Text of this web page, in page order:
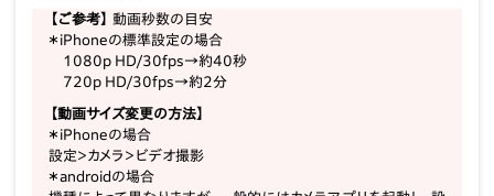
【ご参考】
動画秒数の目安
＊iPhoneの標準設定の場合
1080p HD/30fps→約40秒
720p HD/30fps→約2分
【動画サイズ変更の方法】
＊iPhoneの場合
設定＞カメラ＞ビデオ撮影
＊androidの場合